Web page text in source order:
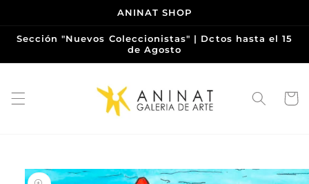
ANINAT SHOP
Sección "Nuevos Coleccionistas" | Dctos hasta el 15
de Agosto
Carrito
directamente
a la